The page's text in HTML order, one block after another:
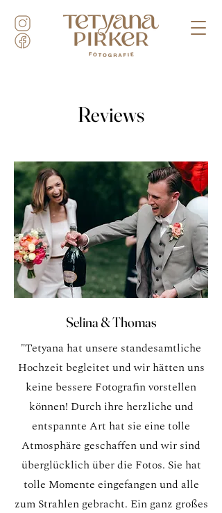
Reviews
Selina & Thomas
"Tetyana hat unsere standesamtliche
Hochzeit begleitet und wir hätten uns
keine bessere Fotografin vorstellen
können! Durch ihre herzliche und
entspannte Art hat sie eine tolle
Atmosphäre geschaffen und wir sind
überglücklich über die Fotos. Sie hat
tolle Momente eingefangen und alle
zum Strahlen gebracht. Ein ganz großes